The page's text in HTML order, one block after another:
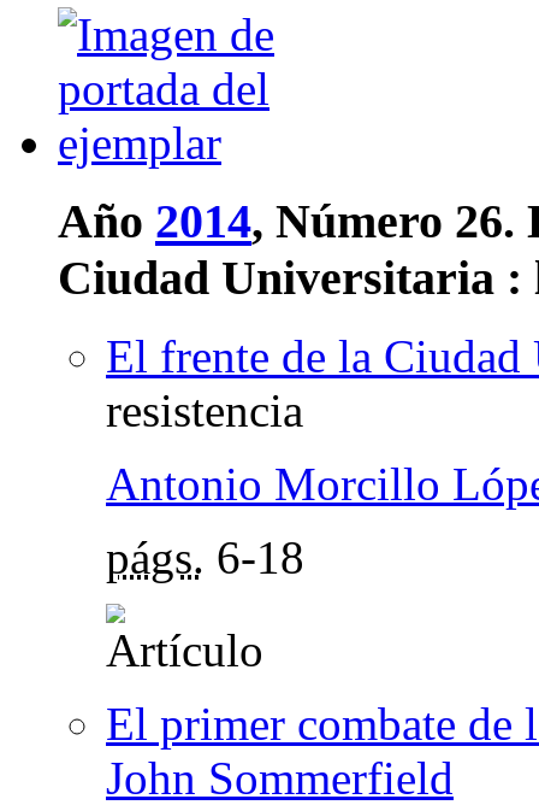
Año 2014, Número 26.
Ciudad Universitaria :
El frente de la
resistencia
Antonio Morcillo
págs. 6-18
El primer combate
John Sommerfield